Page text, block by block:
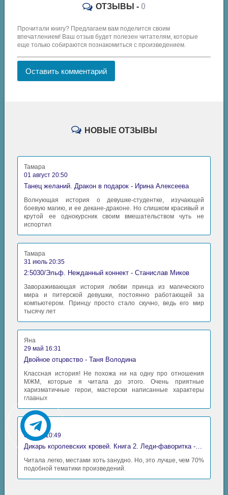
ОТЗЫВЫ - 0
Прочитали книгу? Предлагаем вам поделится своим
впечатлением! Ваш отзыв будет полезен читателям, которые
еще только собираются познакомиться с произведением.
Оставить комментарий
НОВЫЕ ОТЗЫВЫ
Тамара
01 август 20:50
Танец желаний. Дракон в подарок - Ирина Алексеева
Волнующая история о девушке-студентке, изучающей
боевую магию, и ее декане-драконе. Но слишком красивый и
крутой ее однокурсник своим вмешательством чуть не
испортил
Тамара
31 июль 20:35
2:5030/Эльф. Нежданный коннект - Станислав Миков
Завораживающая история любви принца из магического
мира и питерской девушки, постоянно работающей за
компьютером. Принцу просто стало скучно, ведь его мир
тысячу лет
Яна
29 май 16:31
Двойное отцовство - Таня Володина
Классная история! Не похожа ни на одну про отношения
МЖМ, которые я читала до этого. Очень приятные
харизматичные герои, мастерски написанные характеры
главных
Аида
06 май 10:49
Читала легко, местами хоть занудно. Но, это лучше, чем 70%
подобной тематики произведений.